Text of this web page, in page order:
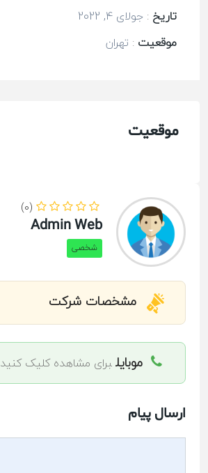
تاریخ : جولای 4, 2022
موقعیت : تهران
موقعیت
(0)
Admin Web
شخصی
مشخصات شرکت
موبایلبرای مشاهده کلیک کنید
ارسال پیام